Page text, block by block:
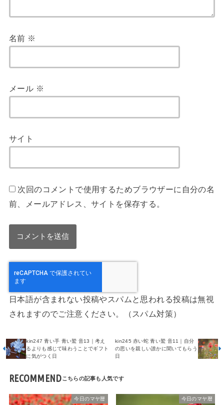
名前 ※
メール ※
サイト
次回のコメントで使用するためブラウザーに自分の名
前、メールアドレス、サイトを保存する。
日本語が含まれない投稿やスパムと思われる投稿は無視
されますのでご注意ください。（スパム対策）
kin247 青い手 青い鷲 音13｜考え
るよりも感じて味わうことでギフト
に気がつく日
kin245 赤い蛇 青い鷲 音11｜自分
の思いを親しい誰かに聞いてもらう
日
RECOMMEND
今日のマヤ暦 今日のマヤ暦